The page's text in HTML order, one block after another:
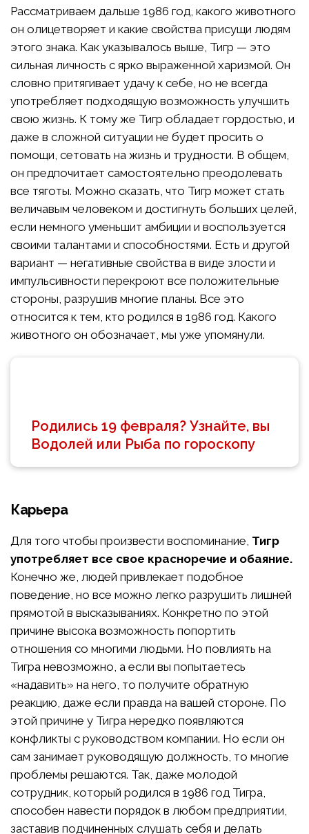
Рассматриваем дальше 1986 год, какого животного
он олицетворяет и какие свойства присущи людям
этого знака. Как указывалось выше, Тигр — это
сильная личность с ярко выраженной харизмой. Он
словно притягивает удачу к себе, но не всегда
употребляет подходящую возможность улучшить
свою жизнь. К тому же Тигр обладает гордостью, и
даже в сложной ситуации не будет просить о
помощи, сетовать на жизнь и трудности. В общем,
он предпочитает самостоятельно преодолевать
все тяготы. Можно сказать, что Тигр может стать
величавым человеком и достигнуть больших целей,
если немного уменьшит амбиции и воспользуется
своими талантами и способностями. Есть и другой
вариант — негативные свойства в виде злости и
импульсивности перекроют все положительные
стороны, разрушив многие планы. Все это
относится к тем, кто родился в 1986 год. Какого
животного он обозначает, мы уже упомянули.
Родились 19 февраля? Узнайте, вы
Водолей или Рыба по гороскопу
Карьера
Для того чтобы произвести воспоминание, Тигр
употребляет все свое красноречие и обаяние.
Конечно же, людей привлекает подобное
поведение, но все можно легко разрушить лишней
прямотой в высказываниях. Конкретно по этой
причине высока возможность попортить
отношения со многими людьми. Но повлиять на
Тигра невозможно, а если вы попытаетесь
«надавить» на него, то получите обратную
реакцию, даже если правда на вашей стороне. По
этой причине у Тигра нередко появляются
конфликты с руководством компании. Но если он
сам занимает руководящую должность, то многие
проблемы решаются. Так, даже молодой
сотрудник, который родился в 1986 год Тигра,
способен навести порядок в любом предприятии,
заставив подчиненных слушать себя и делать